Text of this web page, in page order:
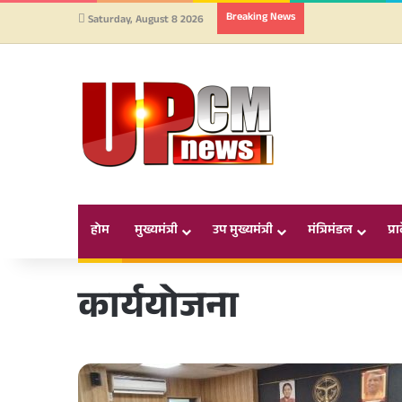
Saturday, August 8 2026 Breaking News
होम मुख्यमंत्री उप मुख्यमंत्री मंत्रिमंडल
कार्ययोजना